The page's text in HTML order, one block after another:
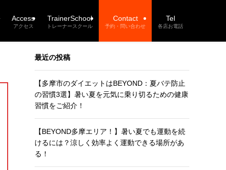
Access
アクセス
TrainerSchool
トレーナースクール
Contact
予約・問い合わせ
Tel
各店お電話
最近の投稿
【多摩市のダイエットはBEYOND：夏バテ防止
の習慣3選】暑い夏を元気に乗り切るための健康
習慣をご紹介！
【BEYOND多摩エリア！】暑い夏でも運動を続
けるには？涼しく効率よく運動できる場所があ
る！